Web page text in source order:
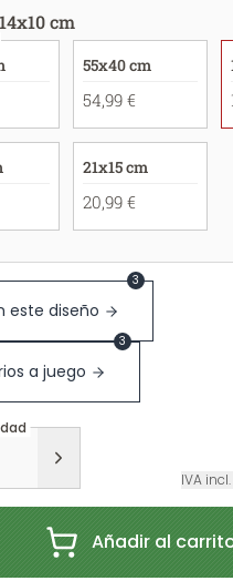
14x10 cm
55x40 cm
54,99 €
21x15 cm
20,99 €
este diseño
3
a juego
3
IVA
Añadir al